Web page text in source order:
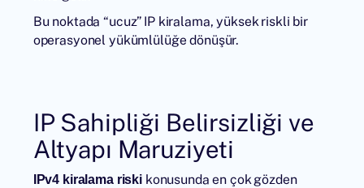
Bu noktada “ucuz” IP kiralama, yüksek riskli bir
operasyonel yükümlülüğe dönüşür.
IP Sahipliği Belirsizliği ve
Altyapı Maruziyeti
IPv4 kiralama riski konusunda en çok gözden